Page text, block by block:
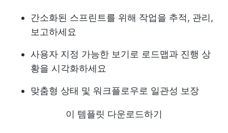
간소화된 스프린트를 위해 작업을 추적, 관리,
보고하세요
사용자 지정 가능한 보기로 로드맵과 진행 상
황을 시각화하세요
맞춤형 상태 및 워크플로우로 일관성 보장
이 템플릿 다운로드하기